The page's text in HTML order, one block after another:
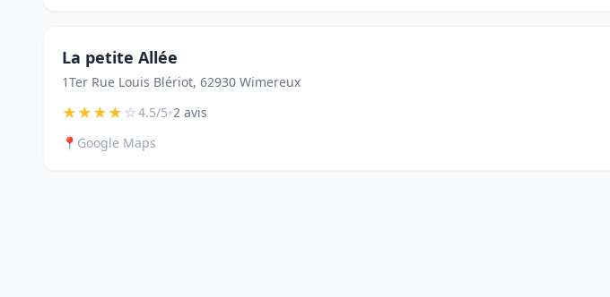
La petite Allée
1Ter Rue Louis Blériot, 62930 Wimereux
★★★★☆4.5/5•2 avis
📍 Google Maps